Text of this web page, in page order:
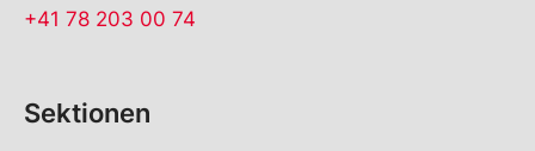
+41 78 203 00 74
Sektionen